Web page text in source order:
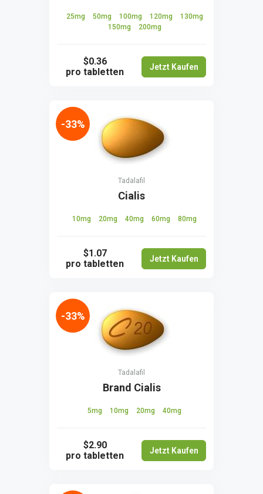
25mg 50mg 100mg 120mg
130mg
150mg
200mg
$0.36
pro tabletten
Jetzt Kaufen
Tadalafil
Cialis
10mg 20mg 40mg 60mg 80mg
$1.07
pro tabletten
Jetzt Kaufen
-33%
Tadalafil
Brand Cialis
5mg 10mg 20mg 40mg
$2.90
pro tabletten
Jetzt Kaufen
-33%